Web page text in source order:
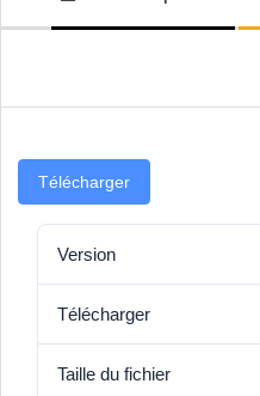
LE-
BOURG
Télécharger
Version
Télécharger
Taille du fichier